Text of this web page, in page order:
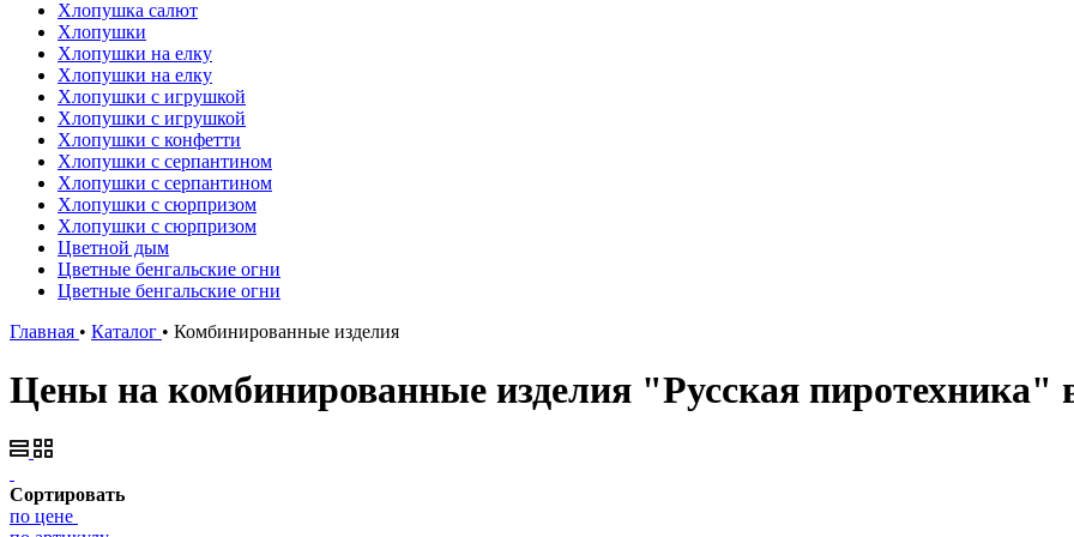
Хлопушка салют
Хлопушки
Хлопушки на елку
Хлопушки на елку
Хлопушки с игрушкой
Хлопушки с игрушкой
Хлопушки с конфетти
Хлопушки с серпантином
Хлопушки с серпантином
Хлопушки с сюрпризом
Хлопушки с сюрпризом
Цветной дым
Цветные бенгальские огни
Цветные бенгальские огни
Главная • Каталог • Комбинированные изделия
Цены на комбинированные изделия "Русская пиротехника"
Сортировать
по цене